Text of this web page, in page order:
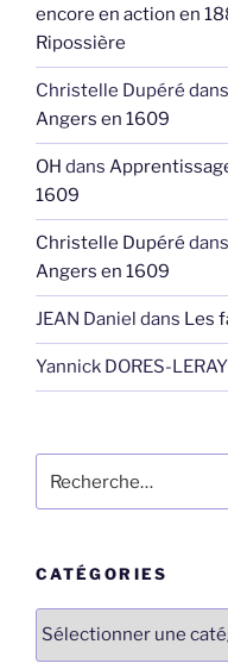
encore en action en
Ripossière
Christelle Dupéré dans
Angers en 1609
OH dans
1609
Christelle Dupéré dans
Angers en 1609
JEAN Daniel dans Les
Yannick DORES-LERAY
pour
CATÉGORIES
Catégories